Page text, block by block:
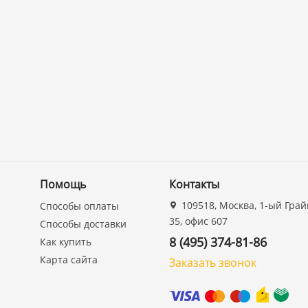
Помощь
Способы оплаты
Способы доставки
Как купить
Карта сайта
Контакты
109518, Москва, 1-ый
35, офис 607
8 (495) 374-81-86
Заказать звонок